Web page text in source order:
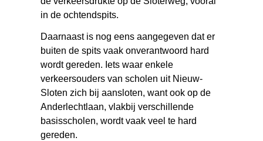
in de ochtendspits.
Daarnaast is nog eens aangegeven dat er
buiten de spits vaak onverantwoord hard
wordt gereden. Iets waar enkele
verkeersouders van scholen uit Nieuw-
Sloten zich bij aansloten, want ook op de
Anderlechtlaan, vlakbij verschillende
basisscholen, wordt vaak veel te hard
gereden.